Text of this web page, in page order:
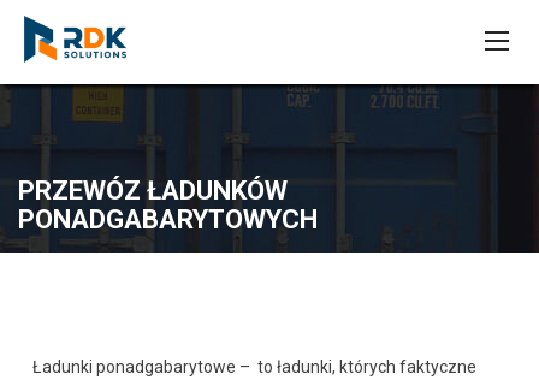
PRZEWÓZ ŁADUNKÓW
PONADGABARYTOWYCH
Ładunki ponadgabarytowe – to ładunki, których faktyczne